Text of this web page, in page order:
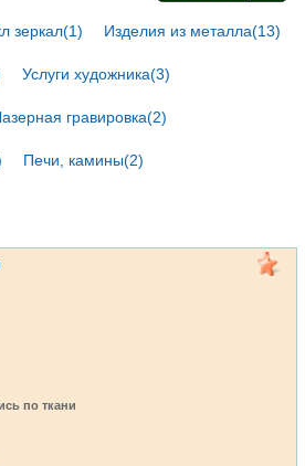
зеркал(1) Изделия из металла(13)
Услуги художника(3)
гравировка(2)
Печи, камины(2)
по ткани